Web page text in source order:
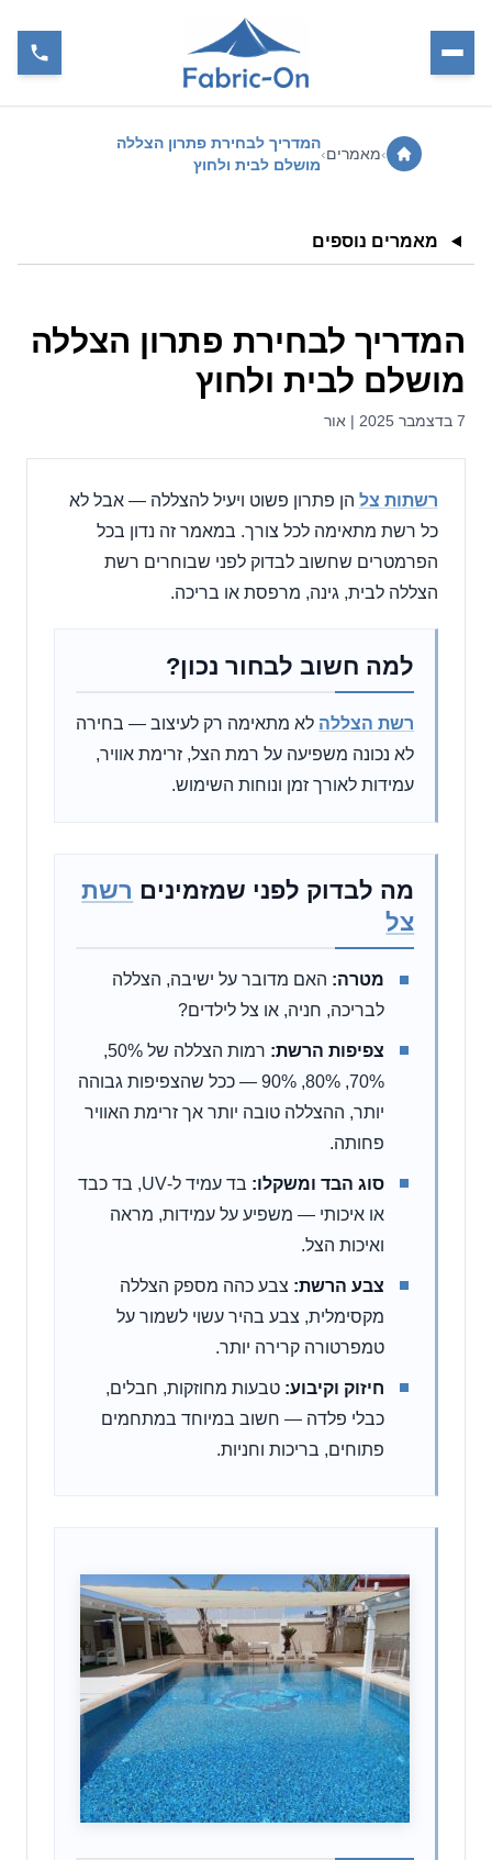
›מאמרים›
המדריך לבחירת פתרון הצללה
מושלם לבית ולחוץ
מאמרים נוספים
המדריך לבחירת פתרון הצללה
מושלם לבית ולחוץ
7 בדצמבר 2025 | אור
רשתות צל הן פתרון פשוט ויעיל להצללה — אבל לא
כל רשת מתאימה לכל צורך. במאמר זה נדון בכל
הפרמטרים שחשוב לבדוק לפני שבוחרים רשת
הצללה לבית, גינה, מרפסת או בריכה.
למה חשוב לבחור נכון?
רשת הצללה לא מתאימה רק לעיצוב — בחירה
לא נכונה משפיעה על רמת הצל, זרימת אוויר,
עמידות לאורך זמן ונוחות השימוש.
מה לבדוק לפני שמזמינים רשת
צל
מטרה: האם מדובר על ישיבה, הצללה
לבריכה, חניה, או צל לילדים?
צפיפות הרשת:
רמות הצללה של 50%,
70%, 80%, 90% — ככל שהצפיפות גבוהה
יותר, ההצללה טובה יותר אך זרימת האוויר
פחותה.
סוג הבד ומשקלו:
בד עמיד ל-UV, בד כבד
או איכותי — משפיע על עמידות, מראה
ואיכות הצל.
צבע הרשת: צבע כהה מספק הצללה
מקסימלית, צבע בהיר עשוי לשמור על
טמפרטורה קרירה יותר.
חיזוק וקיבוע: טבעות מחוזקות, חבלים,
כבלי פלדה — חשוב במיוחד במתחמים
פתוחים, בריכות וחניות.